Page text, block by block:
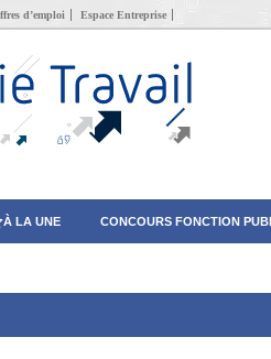
d’emploi Espace Entreprise
À LA UNE CONCOURS FONCTION